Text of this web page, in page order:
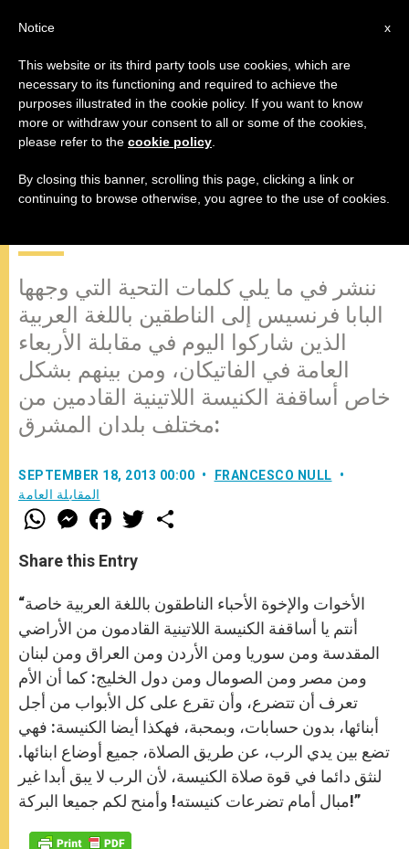
البابا إلى الأساقفة الشرقيين: "لنثق
دائما في قوة صلاة الكنيسة، لأن الرب
لا يبق أبدا غير مبال أمام تضرعات
ننشر في ما يلي كلمات التحية التي وجهها
البابا فرنسيس إلى الناطقين باللغة العربية
الذين شاركوا اليوم في مقابلة الأربعاء
العامة في الفاتيكان، ومن بينهم بشكل
خاص أساقفة الكنيسة اللاتينية القادمين من
مختلف بلدان المشرق:
SEPTEMBER 18, 2013 00:00
FRANCESCO NULL
المقابلة العامة
W
h
t
s
p
p
M
e
s
e
e
r
F
a
e
b
o
k
w
Share this Entry
“الأخوات والإخوة الأحباء الناطقون باللغة العربية خاصة
أنتم يا أساقفة الكنيسة اللاتينية القادمون من الأراضي
المقدسة ومن سوريا ومن الأردن ومن العراق ومن لبنان
ومن مصر ومن الصومال ومن دول الخليج: كما أن الأم
تعرف أن تتضرع، وأن تقرع على كل الأبواب من أجل
أبنائها، بدون حسابات، وبمحبة، فهكذا أيضا الكنيسة: فهي
تضع بين يدي الرب، عن طريق الصلاة، جميع أوضاع ابنائها.
لنثق دائما في قوة صلاة الكنيسة، لأن الرب لا يبق أبدا غير
مبال أمام تضرعات كنيسته! وأمنح لكم جميعا البركة!”
x
Notice
This website or its third party tools use cookies, which are
necessary to its functioning and required to achieve the
purposes illustrated in the cookie policy. If you want to know
more or withdraw your consent to all or some of the cookies,
please refer to the cookie policy
By closing this banner, scrolling this page, clicking a link or
continuing to browse otherwise, you agree to the use of cookies.